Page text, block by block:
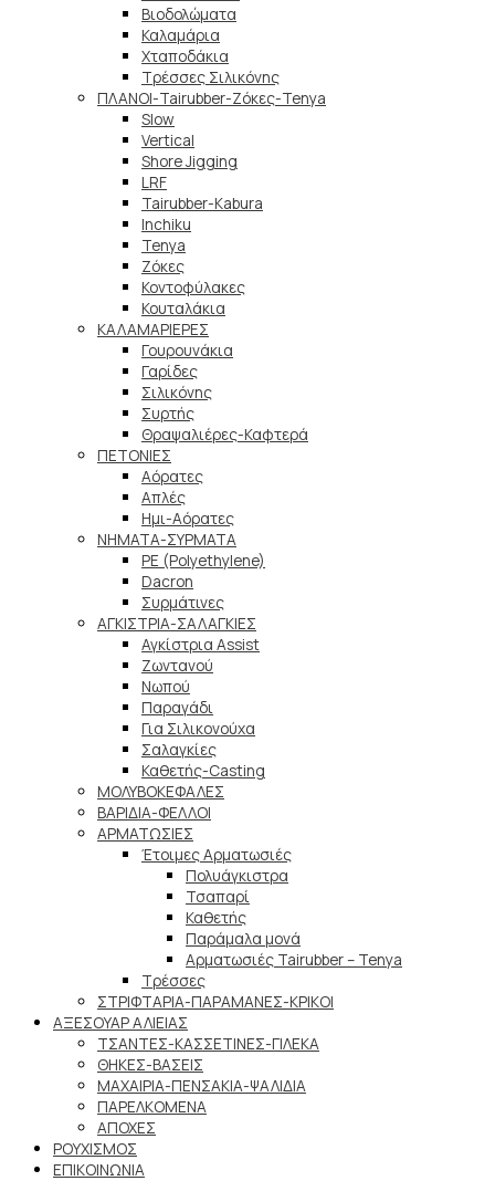
Βιοδολώματα
Καλαμάρια
Χταποδάκια
Τρέσσες Σιλικόνης
ΠΛΑΝΟΙ-Tairubber-Ζόκες-Tenya
Slow
Vertical
Shore Jigging
LRF
Tairubber-Kabura
Inchiku
Tenya
Ζόκες
Κοντοφύλακες
Κουταλάκια
ΚΑΛΑΜΑΡΙΕΡΕΣ
Γουρουνάκια
Γαρίδες
Σιλικόνης
Συρτής
Θραψαλιέρες-Καφτερά
ΠΕΤΟΝΙΕΣ
Αόρατες
Απλές
Ημι-Αόρατες
ΝΗΜΑΤΑ-ΣΥΡΜΑΤΑ
PE (Polyethylene)
Dacron
Συρμάτινες
ΑΓΚΙΣΤΡΙΑ-ΣΑΛΑΓΚΙΕΣ
Αγκίστρια Assist
Ζωντανού
Νωπού
Παραγάδι
Για Σιλικονούχα
Σαλαγκίες
Καθετής-Casting
ΜΟΛΥΒΟΚΕΦΑΛΕΣ
ΒΑΡΙΔΙΑ-ΦΕΛΛΟΙ
ΑΡΜΑΤΩΣΙΕΣ
Έτοιμες Αρματωσιές
Πολυάγκιστρα
Τσαπαρί
Καθετής
Παράμαλα μονά
Αρματωσιές Tairubber – Tenya
Τρέσσες
ΣΤΡΙΦΤΑΡΙΑ-ΠΑΡΑΜΑΝΕΣ-ΚΡΙΚΟΙ
ΑΞΕΣΟΥΑΡ ΑΛΙΕΙΑΣ
ΤΣΑΝΤΕΣ-ΚΑΣΣΕΤΙΝΕΣ-ΓΙΛΕΚΑ
ΘΗΚΕΣ-ΒΑΣΕΙΣ
ΜΑΧΑΙΡΙΑ-ΠΕΝΣΑΚΙΑ-ΨΑΛΙΔΙΑ
ΠΑΡΕΛΚΟΜΕΝΑ
ΑΠΟΧΕΣ
ΡΟΥΧΙΣΜΟΣ
ΕΠΙΚΟΙΝΩΝΙΑ